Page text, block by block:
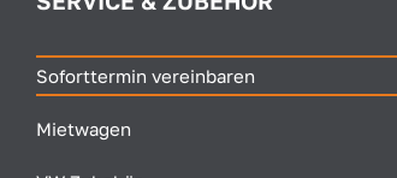
Soforttermin vereinbaren
Mietwagen